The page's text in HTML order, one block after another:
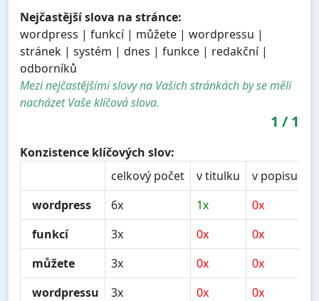
Nejčastější slova na stránce:
wordpress | funkcí | můžete | wordpressu |
stránek | systém | dnes | funkce | redakční |
odborníků
Mezi nejčastějšími slovy na Vašich stránkách by se měli
nacházet Vaše klíčová slova.
1 / 1
Konzistence klíčových slov:
celkový počet
v titulku v popisu
wordpress
6x 1x 0x
funkcí
3x 0x 0x
můžete
3x 0x 0x
wordpressu
3x 0x 0x